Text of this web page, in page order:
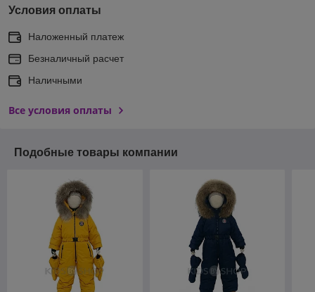
Условия оплаты
Наложенный платеж
Безналичный расчет
Наличными
Все условия оплаты
Подобные товары компании